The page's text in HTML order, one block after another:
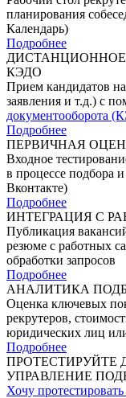
планирования
Календарь)
Подробнее
ДИСТАНЦИОННОЕ
КЭДО
Прием кандидатов
заявления и т.д.) с
документооборота
Подробнее
ПЕРВИЧНАЯ
Входное
в процессе подбора
Вконтакте)
Подробнее
ИНТЕГРАЦИЯ С
Публикация
резюме с работных
обработки запросов
Подробнее
АНАЛИТИКА
Оценка ключевых
рекрутеров,
юридических лиц
Подробнее
ПРОТЕСТИРУЙТЕ
УПРАВЛЕНИЕ
Хочу протестировать